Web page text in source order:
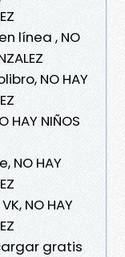
línea , NO
NO HAY
HAY NIÑOS
NO HAY
NO HAY
gratis